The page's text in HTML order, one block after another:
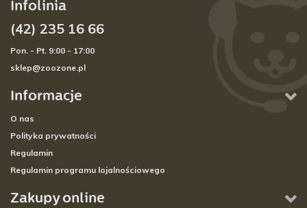
Informacje
O nas
Polityka prywatności
Regulamin
Regulamin programu lojalnościowego
Zakupy online
Infolinia
(42) 235 16 66
Pon. - Pt. 9:00 - 17:00
sklep@zoozone.pl